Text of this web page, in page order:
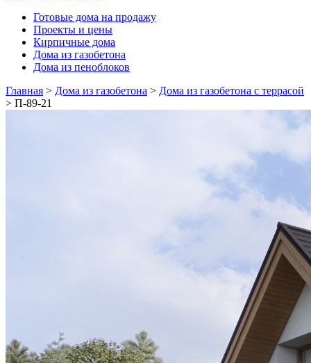
Готовые дома на продажу
Проекты и цены
Кирпичные дома
Дома из газобетона
Дома из пеноблоков
Главная > Дома из газобетона > Дома из газобетона с террасой
> П-89-21